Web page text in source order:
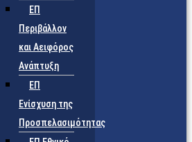
ΕΠ
Περιβάλλον
και Αειφόρος
Ανάπτυξη
ΕΠ
Ενίσχυση της
Προσπελασιμότητας